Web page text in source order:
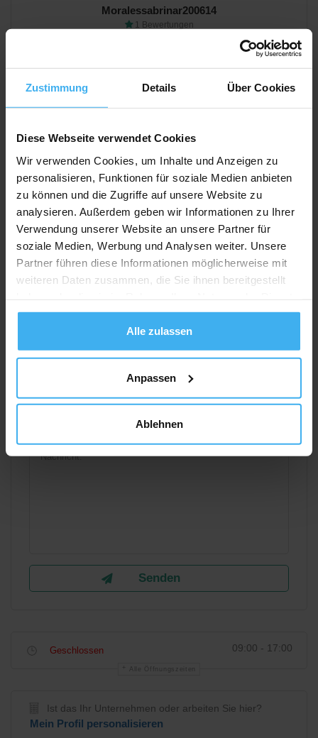
Zustimmung Details Über Cookies
Diese Webseite verwendet Cookies
Wir verwenden Cookies, um Inhalte und Anzeigen zu
personalisieren, Funktionen für soziale Medien anbieten
zu können und die Zugriffe auf unsere Website zu
analysieren. Außerdem geben wir Informationen zu Ihrer
Verwendung unserer Website an unsere Partner für
soziale Medien, Werbung und Analysen weiter. Unsere
Partner führen diese Informationen möglicherweise mit
weiteren Daten zusammen, die Sie ihnen bereitgestellt
gesammelt haben.
Alle zulassen
Anpassen
Ablehnen
Moralessabrinar200614
1 Bewertungen
SQCmZPxEqhSPIaeO
Was This Review ...? Interesting
Bewerten Sie uns
Recycling Point
Geschlossen 09:00 - 17:00
Alle Öffnungszeiten
Ist das Ihr Unternehmen oder arbeiten Sie hier?
Mein Profil personalisieren